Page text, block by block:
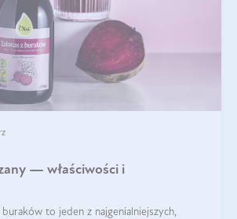
— właściwości i
to jeden z najgenialniejszych,